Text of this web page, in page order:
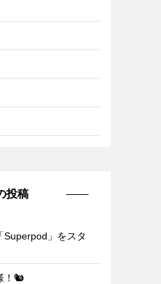
投稿
Superpod」をスタ
！🐿️